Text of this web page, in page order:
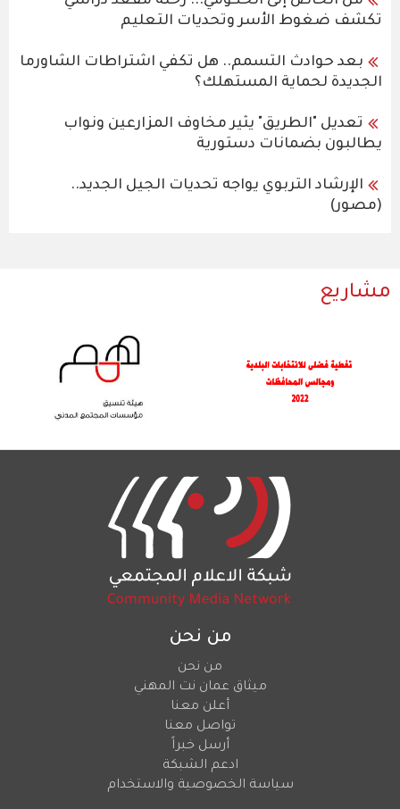
تكشف ضغوط الأسر وتحديات التعليم
بعد حوادث التسمم.. هل تكفي اشتراطات الشاورما
الجديدة لحماية المستهلك؟
تعديل "الطريق" يثير مخاوف المزارعين ونواب
يطالبون بضمانات دستورية
الإرشاد التربوي يواجه تحديات الجيل الجديد..
(مصور)
مشاريع
من نحن
من نحن
ميثاق عمان نت المهني
أعلن معنا
تواصل معنا
أرسل خبراً
ادعم الشبكة
سياسة الخصوصية والاستخدام